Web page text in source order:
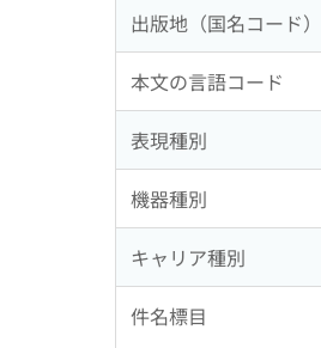
出版地（国名コード）
本文の言語コード
表現種別
機器種別
キャリア種別
件名標目